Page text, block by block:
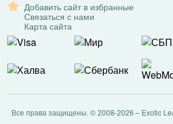
Добавить сайт в избранные
Связаться с нами
Карта сайта
Все права защищены. © 2008-2026 – Exotic